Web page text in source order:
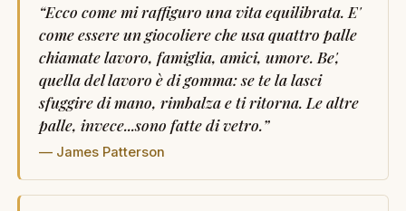
“Ecco come mi raffiguro una vita equilibrata. E'
come essere un giocoliere che usa quattro palle
chiamate lavoro, famiglia, amici, umore. Be',
quella del lavoro è di gomma: se te la lasci
sfuggire di mano, rimbalza e ti ritorna. Le altre
palle, invece...sono fatte di vetro.”
— James Patterson